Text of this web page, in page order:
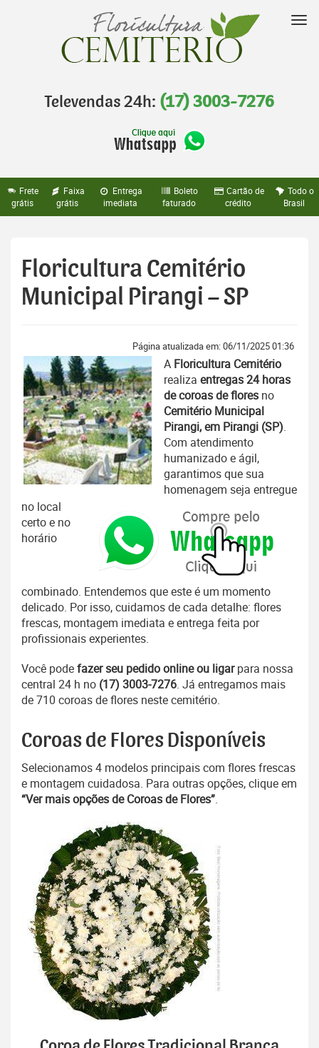
Televendas 24h: (17) 3003-7276
Frete
grátis
Faixa
grátis
Entrega
imediata
Boleto
faturado
Cartão de
crédito
Todo o
Brasil
Floricultura Cemitério
Municipal Pirangi – SP
Página atualizada em: 06/11/2025 01:36
A Floricultura Cemitério
realiza entregas 24 horas
de coroas de flores no
Cemitério Municipal
Pirangi, em Pirangi (SP).
Com atendimento
humanizado e ágil,
garantimos que sua
homenagem seja entregue
no local
certo e no
horário
combinado. Entendemos que este é um momento
delicado. Por isso, cuidamos de cada detalhe: flores
frescas, montagem imediata e entrega feita por
profissionais experientes.
Você podefazer seu pedido online ou ligarpara nossa
central 24 h no (17) 3003-7276. Já entregamos mais
de 710 coroas de flores neste cemitério.
Coroas de Flores Disponíveis
Selecionamos 4 modelos principais com flores frescas
e montagem cuidadosa. Para outras opções, clique em
“Ver mais opções de Coroas de Flores”.